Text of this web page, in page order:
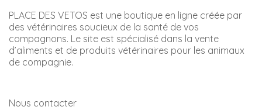
PLACE DES VETOS est une boutique en ligne créée par
des vétérinaires soucieux de la santé de vos
compagnons. Le site est spécialisé dans la vente
d’aliments et de produits vétérinaires pour les animaux
de compagnie.
Nous contacter